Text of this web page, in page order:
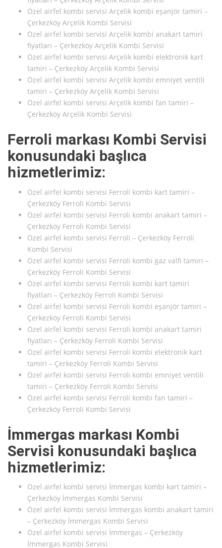
Özel airfel kombi servisi Arçelik kombi eşanjör tamiri –
Çerkezköy Arçelik Kombi Servisi
Özel airfel kombi servisi Arçelik kombi anakart tamiri
fiyatları – Çerkezköy Arçelik Kombi Servisi
Özel airfel kombi servisi Arçelik kombi elektronik kart
tamiri – Çerkezköy Arçelik Kombi Servisi
Özel airfel kombi servisi Arçelik kombi emniyet ventili
tamiri – Çerkezköy Arçelik Kombi Servisi
Özel airfel kombi servisi Arçelik kombi fan tamiri –
Çerkezköy Arçelik Kombi Servisi
Ferroli markası Kombi Servisi
konusundaki başlıca
hizmetlerimiz:
Özel airfel kombi servisi Ferroli kombi kart tamiri –
Çerkezköy Ferroli Kombi Servisi
Özel airfel kombi servisi Ferroli kombi anakart tamiri –
Çerkezköy Ferroli Kombi Servisi
Özel airfel kombi servisi Ferroli – Çerkezköy Ferroli
Kombi Servisi
Özel airfel kombi servisi Ferroli kombi gaz valfi tamiri –
Çerkezköy Ferroli Kombi Servisi
Özel airfel kombi servisi Ferroli kombi kart tamiri
fiyatları – Çerkezköy Ferroli Kombi Servisi
Özel airfel kombi servisi Ferroli kombi eşanjör tamiri –
Çerkezköy Ferroli Kombi Servisi
Özel airfel kombi servisi Ferroli kombi anakart tamiri
fiyatları – Çerkezköy Ferroli Kombi Servisi
Özel airfel kombi servisi Ferroli kombi elektronik kart
tamiri – Çerkezköy Ferroli Kombi Servisi
Özel airfel kombi servisi Ferroli kombi emniyet ventili
tamiri – Çerkezköy Ferroli Kombi Servisi
Özel airfel kombi servisi Ferroli kombi fan tamiri –
Çerkezköy Ferroli Kombi Servisi
İmmergas markası Kombi
Servisi konusundaki başlıca
hizmetlerimiz:
Özel airfel kombi servisi İmmergas kombi kart tamiri –
Çerkezköy İmmergas Kombi Servisi
Özel airfel kombi servisi İmmergas kombi anakart tamiri
– Çerkezköy İmmergas Kombi Servisi
Özel airfel kombi servisi İmmergas – Çerkezköy
İmmergas Kombi Servisi